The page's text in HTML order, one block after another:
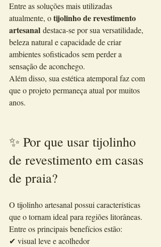
Entre as soluções mais utilizadas
atualmente, o tijolinho de revestimento
artesanal destaca-se por sua versatilidade,
beleza natural e capacidade de criar
ambientes sofisticados sem perder a
sensação de aconchego.
Além disso, sua estética atemporal faz com
que o projeto permaneça atual por muitos
anos.
✨ Por que usar tijolinho
de revestimento em casas
de praia?
O tijolinho artesanal possui características
que o tornam ideal para regiões litorâneas.
Entre os principais benefícios estão:
✔ visual leve e acolhedor